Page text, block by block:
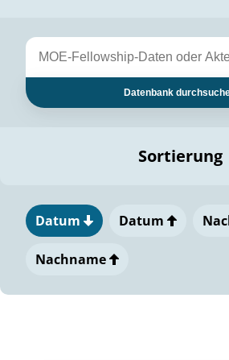
Datenbank
Sortierung
Datum Datum
Nachname